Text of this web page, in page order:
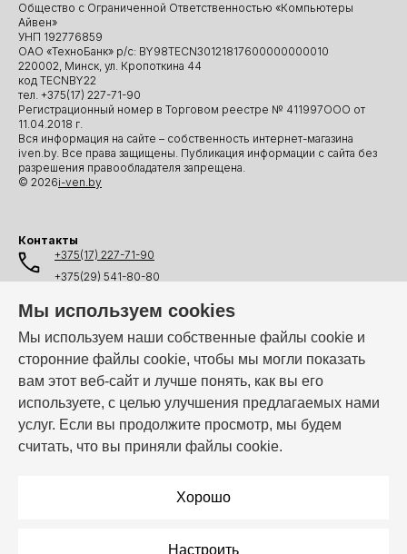
Мы используем cookies
Мы используем наши собственные файлы cookie и
сторонние файлы cookie, чтобы мы могли показать
вам этот веб-сайт и лучше понять, как вы его
используете, с целью улучшения предлагаемых нами
услуг. Если вы продолжите просмотр, мы будем
считать, что вы приняли файлы cookie.
Хорошо
Настроить
Общество с Ограниченной Ответственностью «Компьютеры
Айвен»
УНП 192776859
ОАО «ТехноБанк» р/с: BY98TECN30121817600000000010
220002, Минск, ул. Кропоткина 44
код TECNBY22
тел. +375(17) 227-71-90
Регистрационный номер в Торговом реестре № 411997ООО от
11.04.2018 г.
Вся информация на сайте – собственность интернет-магазина
iven.by. Все права защищены. Публикация информации с сайта без
разрешения правообладателя запрещена.
© 2026i-ven.by
Контакты
+375(17) 227-71-90
+375(29) 541-80-80
+375(44) 541-80-80
info@i-ven.by
Мы в мессенджерах:
Режим работы: Пн–Пт: 10:00 – 19:00